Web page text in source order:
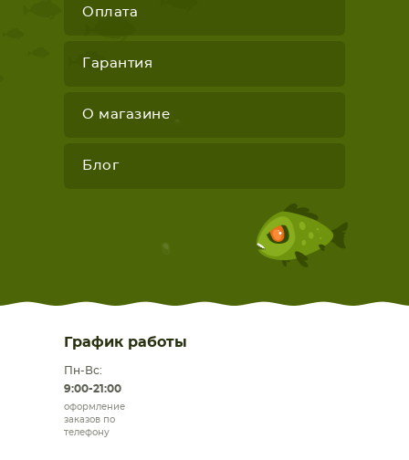
Оплата
Гарантия
О магазине
Блог
График работы
Пн-Вс:
9:00-21:00
оформление
заказов по
телефону